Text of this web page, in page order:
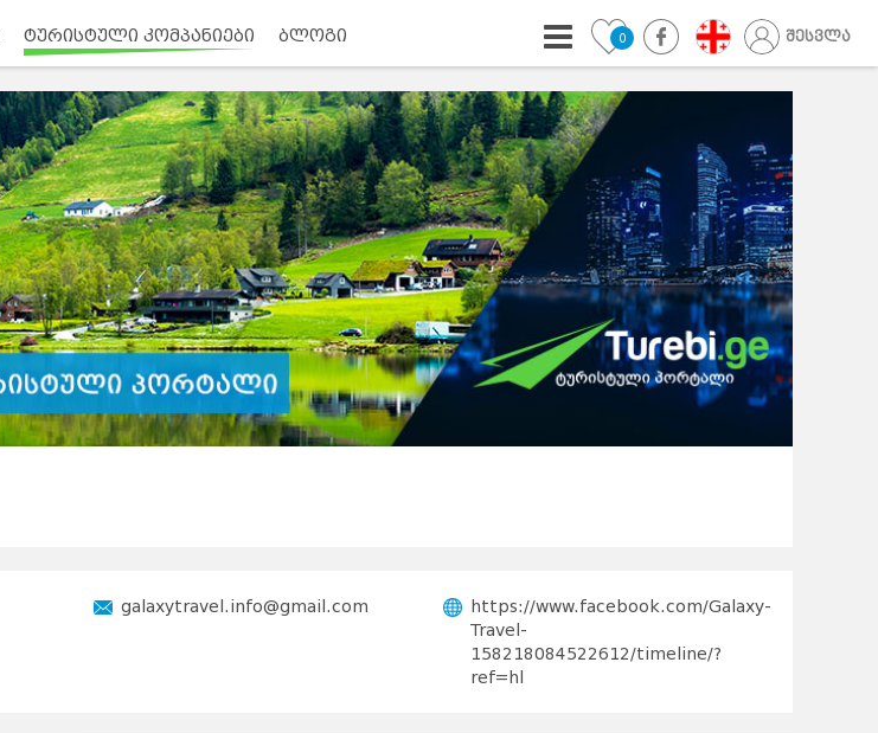
ტურისტული კომპანიები ბლოგი 0 შესვლა
galaxytravel.info@gmail.com
https://www.facebook.com/Galaxy-
Travel-
158218084522612/timeline/?
ref=hl